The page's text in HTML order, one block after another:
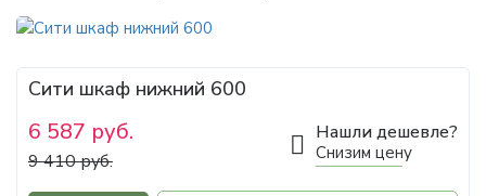
Сити шкаф нижний 600
6 587 руб.
9 410 руб.
Нашли дешевле?
Снизим цену